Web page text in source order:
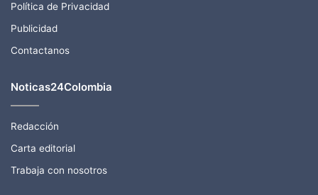
Política de Privacidad
Publicidad
Contactanos
Noticas24Colombia
Redacción
Carta editorial
Trabaja con nosotros